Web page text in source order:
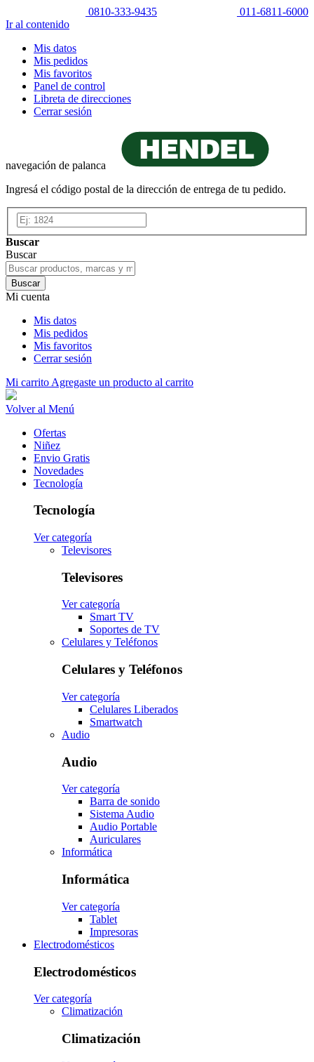
0810-333-9435
011-6811-6000
Ir al contenido
Mis datos
Mis pedidos
Mis favoritos
Panel de control
Libreta de direcciones
Cerrar sesión
navegación de palanca
Ingresá el código postal de la dirección de entrega de tu pedido.
Buscar
Buscar
Buscar
Mi cuenta
Mis datos
Mis pedidos
Mis favoritos
Cerrar sesión
Mi carrito Agregaste un producto al carrito
Volver al Menú
Ofertas
Niñez
Envio Gratis
Novedades
Tecnología
Tecnología
Ver categoría
Televisores
Televisores
Ver categoría
Smart TV
Soportes de TV
Celulares y Teléfonos
Celulares y Teléfonos
Ver categoría
Celulares Liberados
Smartwatch
Audio
Audio
Ver categoría
Barra de sonido
Sistema Audio
Audio Portable
Auriculares
Informática
Informática
Ver categoría
Tablet
Impresoras
Electrodomésticos
Electrodomésticos
Ver categoría
Climatización
Climatización